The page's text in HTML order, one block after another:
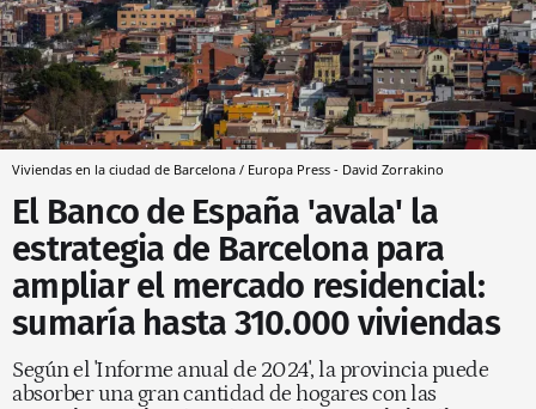
Viviendas en la ciudad de Barcelona / Europa Press - David Zorrakino
El Banco de España 'avala' la
estrategia de Barcelona para
ampliar el mercado residencial:
sumaría hasta 310.000 viviendas
Según el 'Informe anual de 2024', la provincia puede
absorber una gran cantidad de hogares con las